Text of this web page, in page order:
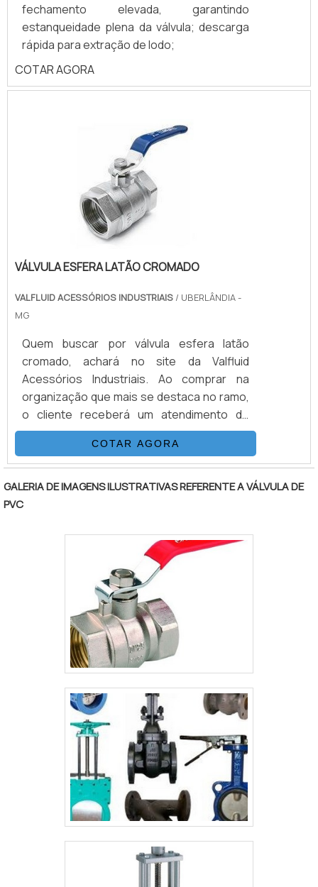
fechamento elevada, garantindo
estanqueidade plena da válvula; descarga
rápida para extração de lodo;
COTAR AGORA
VÁLVULA ESFERA LATÃO CROMADO
VALFLUID ACESSÓRIOS INDUSTRIAIS / UBERLÂNDIA -
MG
Quem buscar por válvula esfera latão
cromado, achará no site da Valfluid
Acessórios Industriais. Ao comprar na
organização que mais se destaca no ramo,
o cliente receberá um atendimento de
excelência e terá a garantia de adquirir
produtos que solucionem qualquer
demanda.ALGUNS DETALHES SOBRE
VÁLVULA ESFERA LATÃO CROMADOQuem
precisa de válvula esfera latão cromado em
serviços, vai até o site da Valfluid
Acessórios Industriais. É possível
encontrar tubo de aço carbono com
costura e curva inox 304, focando em
tecnologia e desenvolvimento no que gera
resultado ao cliente.Ainda focando em
válvula esfera latão cromado, sempre
deve-se buscar uma empresa que tenha
assertividade, características simples, mas
que mostram o comprometimento da
empresa com seus clientes.É importante
lembrar que o produto deve sempre ser
adquirido com companhias especializadas
no segmento. Esse tipo de cuidado ajuda a
garantir a qualidade e durabilidade dos
materiais, além de evitar prejuízos com
substituições frequentes de produtos que
não cumprem com suas funções
adequadamente. Assim, é possível poupar
COTAR AGORA
GALERIA DE IMAGENS ILUSTRATIVAS REFERENTE A VÁLVULA DE
PVC